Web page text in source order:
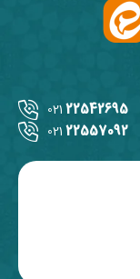
22542695
021
22557092
021